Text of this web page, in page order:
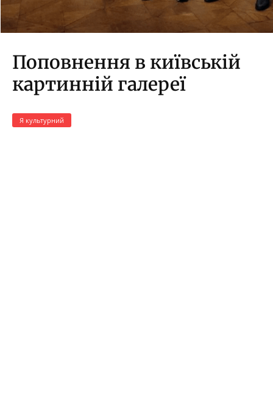
Поповнення в київській
картинній галереї
Я культурний